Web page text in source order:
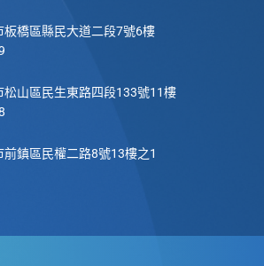
橋區縣民大道二段7號6樓
山區民生東路四段133號11樓
鎮區民權二路8號13樓之1